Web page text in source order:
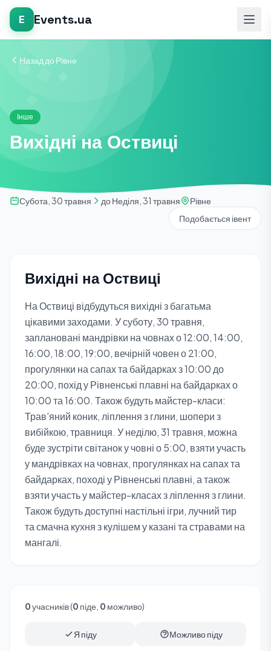
E Events.ua
Назад до Рівне
Інше
Вихідні на Оствиці
Субота, 30 травня до Неділя, 31 травня
Рівне
Подобається івент
Вихідні на Оствиці
На Оствиці відбудуться вихідні з багатьма
цікавими заходами. У суботу, 30 травня,
заплановані мандрівки на човнах о 12:00, 14:00,
16:00, 18:00, 19:00, вечірній човен о 21:00,
прогулянки на сапах та байдарках з 10:00 до
20:00, похід у Рівненські плавні на байдарках о
10:00 та 16:00. Також будуть майстер-класи:
Трав'яний коник, ліплення з глини, шопери з
вибійкою, травниця. У неділю, 31 травня, можна
буде зустріти світанок у човні о 5:00, взяти участь
у мандрівках на човнах, прогулянках на сапах та
байдарках, поході у Рівненські плавні, а також
взяти участь у майстер-класах з ліплення з глини.
Також будуть доступні настільні ігри, лучний тир
та смачна кухня з кулішем у казані та стравами на
мангалі.
0учасників (0 піде, 0 можливо)
Я піду Можливо піду